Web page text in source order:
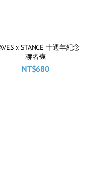
x STANCE 十週年紀念
聯名襪
NT$680